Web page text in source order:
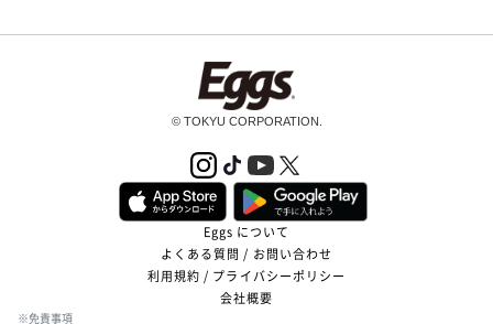
© TOKYU CORPORATION.
Eggs について
よくある質問 / お問い合わせ
利用規約 / プライバシーポリシー
会社概要
※免責事項